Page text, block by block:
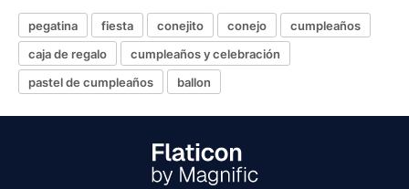
pegatina fiesta conejito conejo
cumpleaños
caja de regalo
cumpleaños y celebración
pastel de cumpleaños
ballon